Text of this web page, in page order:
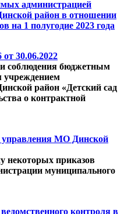
администрацией
район в отношении
на 1 полугодие 2023 года
30.06.2022
соблюдения бюджетным
учреждением
район «Детский сад
о контрактной
управления МО Динской
некоторых приказов
муниципального
контроля в